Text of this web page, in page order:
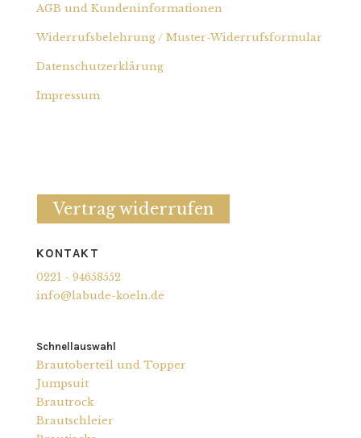
AGB und Kundeninformationen
Widerrufsbelehrung / Muster-Widerrufs­formular
Datenschutzerklärung
Impressum
Vertrag widerrufen
KONTAKT
0221 - 94658552
info@labude-koeln.de
Schnellauswahl
Brautoberteil und Topper
Jumpsuit
Brautrock
Brautschleier